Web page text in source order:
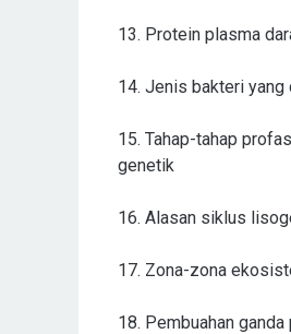
13. Protein plasma
14. Jenis bakteri
15. Tahap-tahap
genetik
16. Alasan siklus
17. Zona-zona
18. Pembuahan ganda